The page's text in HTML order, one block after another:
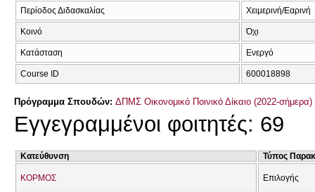
Περίοδος Διδασκαλίας Χειμερινή/Εαρινή
Κοινό Όχι
Κατάσταση Ενεργό
Course ID 600018898
Πρόγραμμα Σπουδών: ΔΠΜΣ Οικονομικό Ποινικό Δίκαιο (2022-σήμερα)
Εγγεγραμμένοι φοιτητές: 69
Κατεύθυνση Τύπος
ΚΟΡΜΟΣ Επιλογής